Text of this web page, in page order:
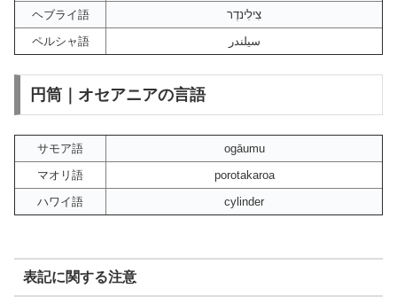
ヘブライ語
צִילִינדֶר
ペルシャ語
سیلندر
円筒｜オセアニアの言語
サモア語
ogāumu
マオリ語
porotakaroa
ハワイ語
cylinder
表記に関する注意